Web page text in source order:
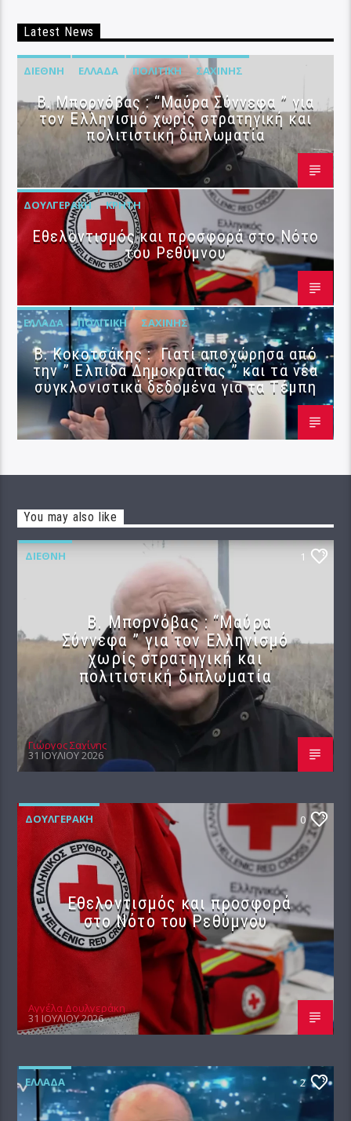
Latest News
ΔΙΕΘΝΉ ΕΛΛΆΔΑ ΠΟΛΙΤΙΚΉ ΣΑΧΊΝΗΣ
B. Μπορνόβας : “Μαύρα Σύννεφα ” για
τον Ελληνισμό χωρίς στρατηγική και
πολιτιστική διπλωματία
ΔΟΥΛΓΕΡΆΚΗ ΚΡΉΤΗ
Εθελοντισμός και προσφορά στο Νότο
του Ρεθύμνου
ΕΛΛΆΔΑ ΠΟΛΙΤΙΚΉ ΣΑΧΊΝΗΣ
Β. Κοκοτσάκης : Γιατί αποχώρησα από
την ” Ελπίδα Δημοκρατίας ” και τα νέα
συγκλονιστικά δεδομένα για τα Τέμπη
You may also like
ΔΙΕΘΝΉ 1
B. Μπορνόβας : “Μαύρα
Σύννεφα ” για τον Ελληνισμό
χωρίς στρατηγική και
πολιτιστική διπλωματία
Γιώργος Σαχίνης
31 ΙΟΥΛΊΟΥ 2026
ΔΟΥΛΓΕΡΆΚΗ 0
Εθελοντισμός και προσφορά
στο Νότο του Ρεθύμνου
Αγγέλα Δουλγεράκη
31 ΙΟΥΛΊΟΥ 2026
ΕΛΛΆΔΑ 2